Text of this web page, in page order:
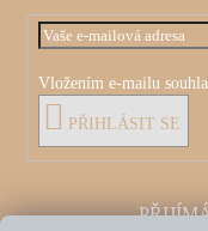
Vložením e-mailu
PŘIHLÁSIT SE